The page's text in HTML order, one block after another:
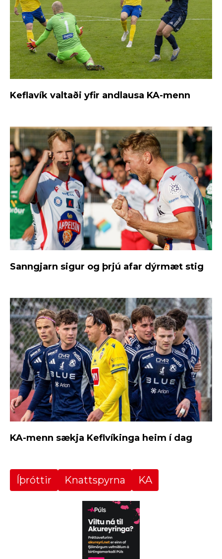
Keflavík valtaði yfir andlausa KA-menn
Sanngjarn sigur og þrjú afar dýrmæt stig
KA-menn sækja Keflvíkinga heim í dag
Íþróttir Knattspyrna KA